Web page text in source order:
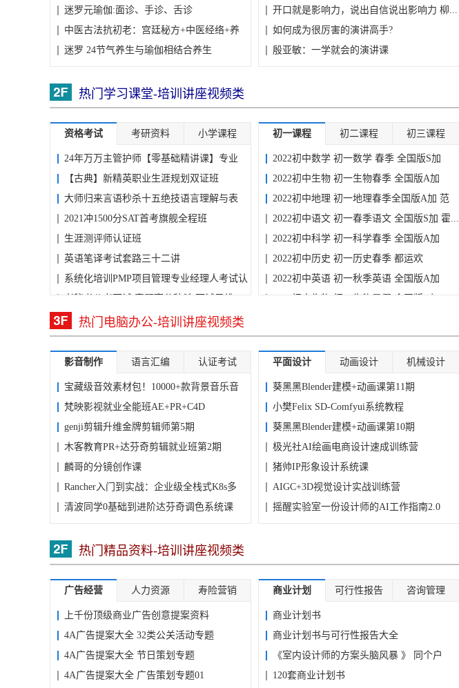
迷罗元瑜伽:面诊、手诊、舌诊
中医古法抗初老：宫廷秘方+中医经络+养
护...
迷罗 24节气养生与瑜伽相结合养生
开口就是影响力，说出自信说出影响力 柳...
如何成为很厉害的演讲高手?
殷亚敏：一学就会的演讲课
热门学习课堂-培训讲座视频类
资格考试 考研资料 小学课程
24年万万主管护师【零基础精讲课】专业
培...
【古典】新精英职业生涯规划双证班
大师归来言语秒杀十五绝技语言理解与表
达...
2021冲1500分SAT首考旗舰全程班
生涯测评师认证班
英语笔译考试套路三十二讲
系统化培训PMP项目管理专业经理人考试认
致...
2020年国考系统版 打破死记硬背10小时突
破...
初一课程 初二课程 初三课程
2022初中数学 初一数学 春季 全国版S加
许...
2022初中生物 初一生物春季 全国版A加
张...
2022初中地理 初一地理春季全国版A加 范
燕...
2022初中语文 初一春季语文 全国版S加 霍...
2022初中科学 初一科学春季 全国版A加
庞...
2022初中历史 初一历史春季 都运欢
2022初中英语 初一秋季英语 全国版A加
热门电脑办公-培训讲座视频类
影音制作 语言汇编 认证考试
宝藏级音效素材包！10000+款背景音乐音
效...
梵映影视就业全能班AE+PR+C4D
genji剪辑升维金牌剪辑师第5期
木客教育PR+达芬奇剪辑就业班第2期
麟哥的分镜创作课
Rancher入门到实战：企业级全栈式K8s多
集...
清波同学0基础到进阶达芬奇调色系统课
平面设计 动画设计 机械设计
葵黑黑Blender建模+动画课第11期
小樊Felix SD-Comfyui系统教程
葵黑黑Blender建模+动画课第10期
极光社AI绘画电商设计速成训练营
猪帅IP形象设计系统课
AIGC+3D视觉设计实战训练营
摇醒实验室一份设计师的AI工作指南2.0
热门精品资料-培训讲座视频类
广告经营 人力资源 寿险营销
上千份顶级商业广告创意提案资料
4A广告提案大全 32类公关活动专题
4A广告提案大全 节日策划专题
4A广告提案大全 广告策划专题01
商业计划 可行性报告 咨询管理
商业计划书
商业计划书与可行性报告大全
《室内设计师的方案头脑风暴 》 同个户
型...
120套商业计划书